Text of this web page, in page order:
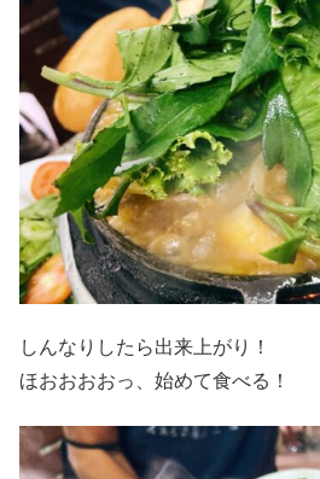
しんなりしたら出来上がり！
ほおおおおっ、始めて食べる！